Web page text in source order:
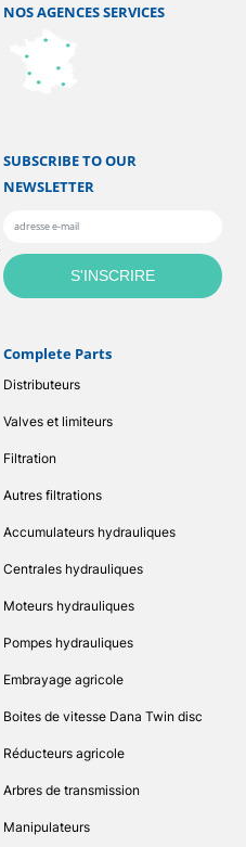
Complete Parts
Distributeurs
Valves et limiteurs
Filtration
Autres filtrations
Accumulateurs hydrauliques
Centrales hydrauliques
Moteurs hydrauliques
Pompes hydrauliques
Embrayage agricole
Boites de vitesse Dana Twin disc
Réducteurs agricole
Arbres de transmission
Manipulateurs
NOS AGENCES SERVICES
SUBSCRIBE TO OUR
NEWSLETTER